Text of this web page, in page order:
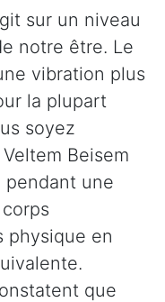
sur un niveau
notre être. Le
vibration plus
la plupart
soyez
Beisem
une
physique en
que